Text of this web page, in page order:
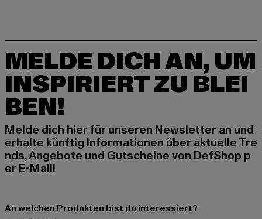
MELDE DICH AN, UM
INSPIRIERT ZU BLEI
BEN!
Melde dich hier für unseren Newsletter an und
erhalte künftig Informationen über aktuelle Tre
nds, Angebote und Gutscheine von DefShop p
er E-Mail!
An welchen Produkten bist du interessiert?